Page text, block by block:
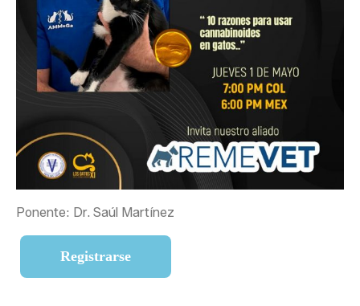
Ponente: Dr. Saúl Martínez
Registrarse